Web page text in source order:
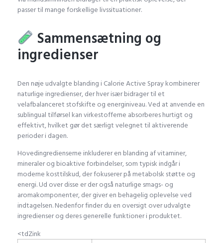
passer til mange forskellige livssituationer.
Sammensætning og
ingredienser
Den nøje udvalgte blanding i Calorie Active Spray kombinerer
naturlige ingredienser, der hver især bidrager til et
velafbalanceret stofskifte og energiniveau. Ved at anvende en
sublingual tilførsel kan virkestofferne absorberes hurtigt og
effektivt, hvilket gør det særligt velegnet til aktiverende
perioder i dagen.
Hovedingredienserne inkluderer en blanding af vitaminer,
mineraler og bioaktive forbindelser, som typisk indgår i
moderne kosttilskud, der fokuserer på metabolsk støtte og
energi. Ud over disse er der også naturlige smags- og
aromakomponenter, der giver en behagelig oplevelse ved
indtagelsen. Nedenfor finder du en oversigt over udvalgte
ingredienser og deres generelle funktioner i produktet.
<tdZink